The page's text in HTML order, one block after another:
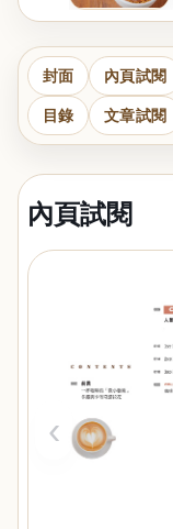
封面 內頁試閱
目錄 文章試閱
內頁試閱
‹